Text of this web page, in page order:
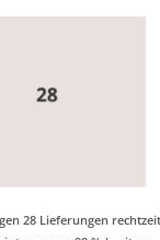
28 Lieferungen